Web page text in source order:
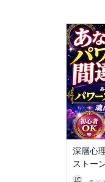
深層心
ストー